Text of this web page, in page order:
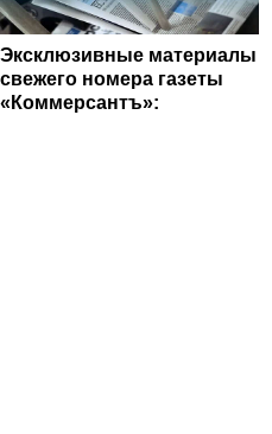
Эксклюзивные материалы
свежего номера газеты
«Коммерсантъ»: